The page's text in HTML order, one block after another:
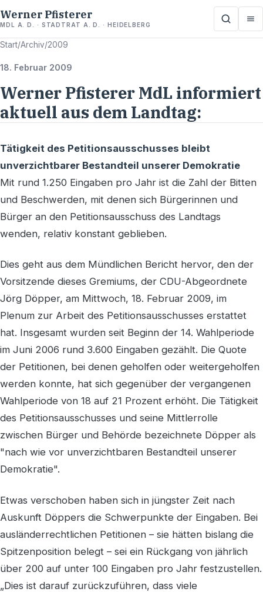
Werner Pfisterer
MDL A. D. · STADTRAT A. D. · HEIDELBERG
Start/Archiv/2009
18. Februar 2009
Werner Pfisterer MdL informiert
aktuell aus dem Landtag:
Tätigkeit des Petitionsausschusses bleibt
unverzichtbarer Bestandteil unserer Demokratie
Mit rund 1.250 Eingaben pro Jahr ist die Zahl der Bitten
und Beschwerden, mit denen sich Bürgerinnen und
Bürger an den Petitionsausschuss des Landtags
wenden, relativ konstant geblieben.
Dies geht aus dem Mündlichen Bericht hervor, den der
Vorsitzende dieses Gremiums, der CDU-Abgeordnete
Jörg Döpper, am Mittwoch, 18. Februar 2009, im
Plenum zur Arbeit des Petitionsausschusses erstattet
hat. Insgesamt wurden seit Beginn der 14. Wahlperiode
im Juni 2006 rund 3.600 Eingaben gezählt. Die Quote
der Petitionen, bei denen geholfen oder weitergeholfen
werden konnte, hat sich gegenüber der vergangenen
Wahlperiode von 18 auf 21 Prozent erhöht. Die Tätigkeit
des Petitionsausschusses und seine Mittlerrolle
zwischen Bürger und Behörde bezeichnete Döpper als
"nach wie vor unverzichtbaren Bestandteil unserer
Demokratie".
Etwas verschoben haben sich in jüngster Zeit nach
Auskunft Döppers die Schwerpunkte der Eingaben. Bei
ausländerrechtlichen Petitionen – sie hätten bislang die
Spitzenposition belegt – sei ein Rückgang von jährlich
über 200 auf unter 100 Eingaben pro Jahr festzustellen.
„Dies ist darauf zurückzuführen, dass viele